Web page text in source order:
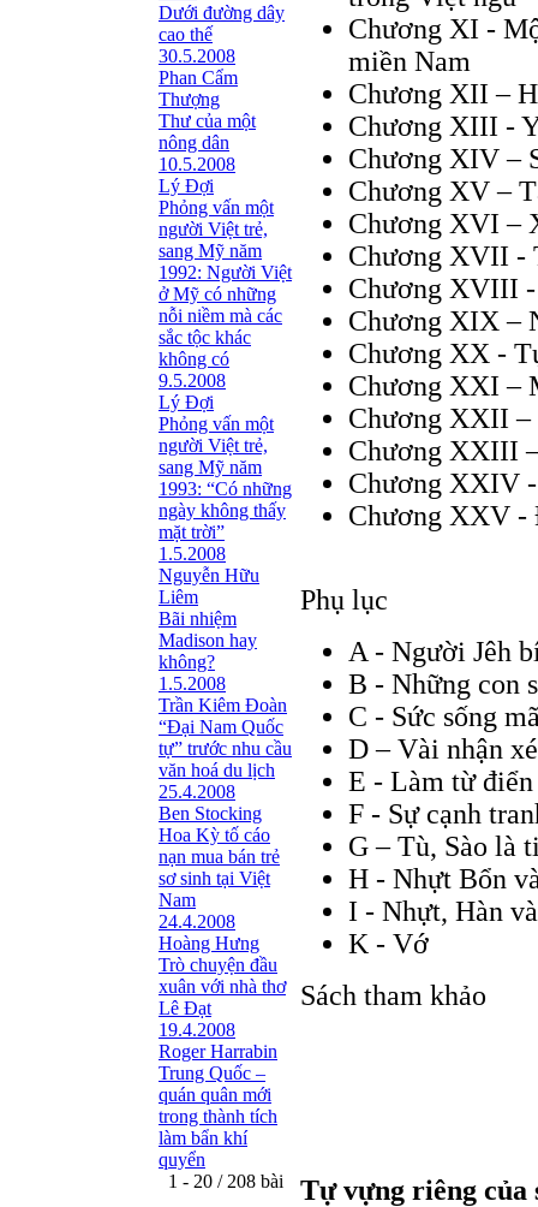
Dưới đường dây
cao thế
30.5.2008
Phan Cẩm
Thượng
Thư của một
nông dân
10.5.2008
Lý Đợi
Phỏng vấn một
người Việt trẻ,
sang Mỹ năm
1992: Người Việt
ở Mỹ có những
nỗi niềm mà các
sắc tộc khác
không có
9.5.2008
Lý Đợi
Phỏng vấn một
người Việt trẻ,
sang Mỹ năm
1993: “Có những
ngày không thấy
mặt trời”
1.5.2008
Nguyễn Hữu
Liêm
Bãi nhiệm
Madison hay
không?
1.5.2008
Trần Kiêm Đoàn
“Đại Nam Quốc
tự” trước nhu cầu
văn hoá du lịch
25.4.2008
Ben Stocking
Hoa Kỳ tố cáo
nạn mua bán trẻ
sơ sinh tại Việt
Nam
24.4.2008
Hoàng Hưng
Trò chuyện đầu
xuân với nhà thơ
Lê Đạt
19.4.2008
Roger Harrabin
Trung Quốc –
quán quân mới
trong thành tích
làm bẩn khí
quyển
1 - 20 / 208 bài
Chương XI -
miền Nam
Chương XII –
Chương XIII -
Chương XIV –
Chương XV –
Chương XVI –
Chương XVII -
Chương XVIII
Chương XIX –
Chương XX -
Chương XXI –
Chương XXII –
Chương XXIII
Chương XXIV
Chương XXV -
Phụ lục
A - Người Jêh
B - Những con
C - Sức sống
D – Vài nhận
E - Làm từ điển
F - Sự cạnh
G – Tù, Sào là
H - Nhựt Bổn
I - Nhựt, Hàn
K - Vớ
Sách tham khảo
Tự vựng riêng của